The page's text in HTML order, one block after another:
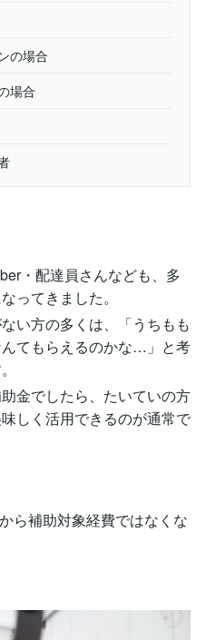
の場合
場合
・配達員さんなども、多
ってきました。
い方の多くは、「うちもも
てもらえるのかな…」と考
金でしたら、たいていの方
しく活用できるのが通常で
ら補助対象経費ではなくな